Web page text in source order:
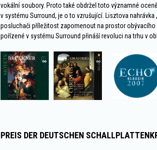
vokální soubory. Proto také obdržel toto významné
v systému Surround, je o to vzrušující. Lisztova
posluchači příležitost zapomenout na prostor
pořízené v systému Surround přináší revoluci na trhu v
PREIS DER DEUTSCHEN